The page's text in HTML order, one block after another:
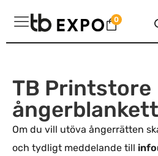
innehåll
0
TB Printstore
ångerblankett
Om du vill utöva ångerrätten
och tydligt meddelande till